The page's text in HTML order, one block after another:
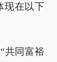
现在以下
“共同富裕